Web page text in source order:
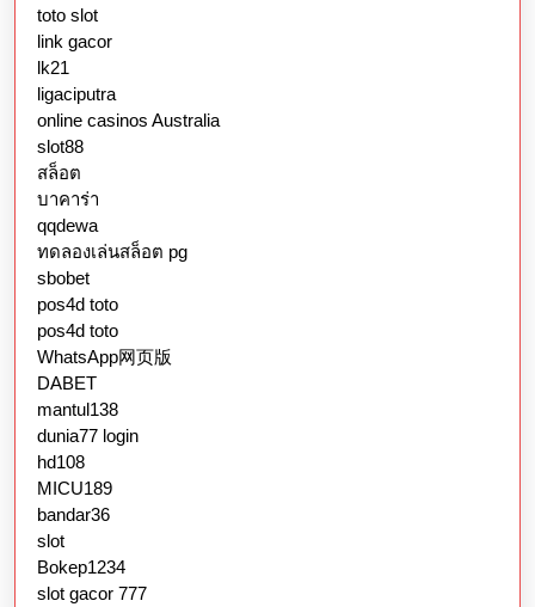
toto slot
link gacor
lk21
ligaciputra
online casinos Australia
slot88
สล็อต
บาคาร่า
qqdewa
ทดลองเล่นสล็อต pg
sbobet
pos4d toto
pos4d toto
WhatsApp网页版
DABET
mantul138
dunia77 login
hd108
MICU189
bandar36
slot
Bokep1234
slot gacor 777